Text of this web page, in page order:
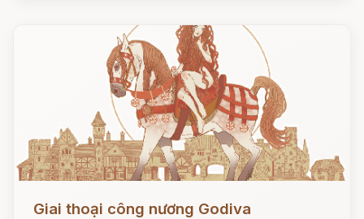
Giai thoại công nương Godiva